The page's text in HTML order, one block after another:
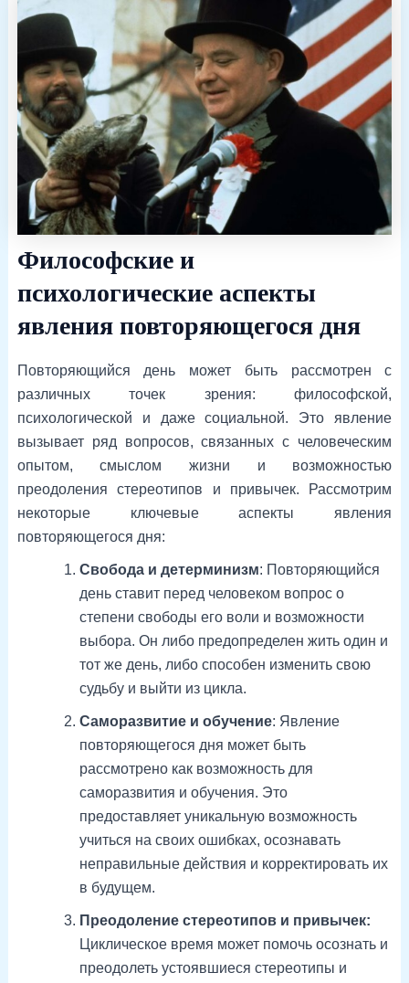
Философские и
психологические аспекты
явления повторяющегося дня
Повторяющийся день может быть рассмотрен с
различных точек зрения: философской,
психологической и даже социальной. Это явление
вызывает ряд вопросов, связанных с человеческим
опытом, смыслом жизни и возможностью
преодоления стереотипов и привычек. Рассмотрим
некоторые ключевые аспекты явления
повторяющегося дня:
Свобода и детерминизм: Повторяющийся
день ставит перед человеком вопрос о
степени свободы его воли и возможности
выбора. Он либо предопределен жить один и
тот же день, либо способен изменить свою
судьбу и выйти из цикла.
Саморазвитие и обучение: Явление
повторяющегося дня может быть
рассмотрено как возможность для
саморазвития и обучения. Это
предоставляет уникальную возможность
учиться на своих ошибках, осознавать
неправильные действия и корректировать их
в будущем.
Преодоление стереотипов и привычек:
Циклическое время может помочь осознать и
преодолеть устоявшиеся стереотипы и